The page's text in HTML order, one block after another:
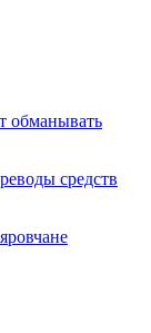
обманывать
средств